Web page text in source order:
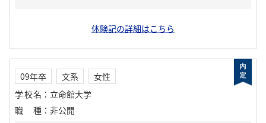
体験記の詳細はこちら
09年卒 文系
女性
学校名 ： 立命館大学
職種 ： 非公開